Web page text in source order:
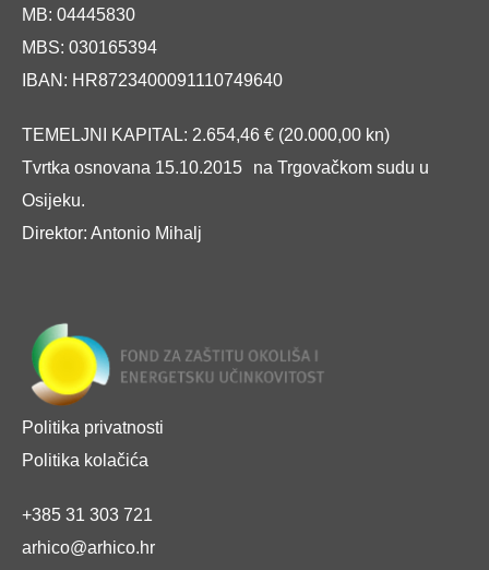
MB: 04445830
MBS: 030165394
IBAN: HR8723400091110749640
TEMELJNI KAPITAL: 2.654,46 € (20.000,00 kn)
Tvrtka osnovana 15.10.2015 na Trgovačkom sudu u
Osijeku.
Direktor: Antonio Mihalj
Politika privatnosti
Politika kolačića
+385 31 303 721
arhico@arhico.hr